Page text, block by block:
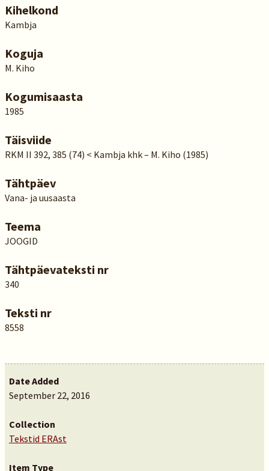
Kihelkond
Kambja
Koguja
M. Kiho
Kogumisaasta
1985
Täisviide
RKM II 392, 385 (74) < Kambja khk – M. Kiho (1985)
Tähtpäev
Vana- ja uusaasta
Teema
JOOGID
Tähtpäevateksti nr
340
Teksti nr
8558
Date Added
September 22, 2016
Collection
Tekstid ERAst
Item Type